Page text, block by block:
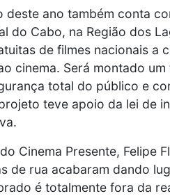
deste ano também conta
do Cabo, na Região dos
de filmes nacionais a
cinema. Será montado
total do público e
teve apoio da lei de
Cinema Presente, Felipe
de rua acabaram dando
é totalmente fora da